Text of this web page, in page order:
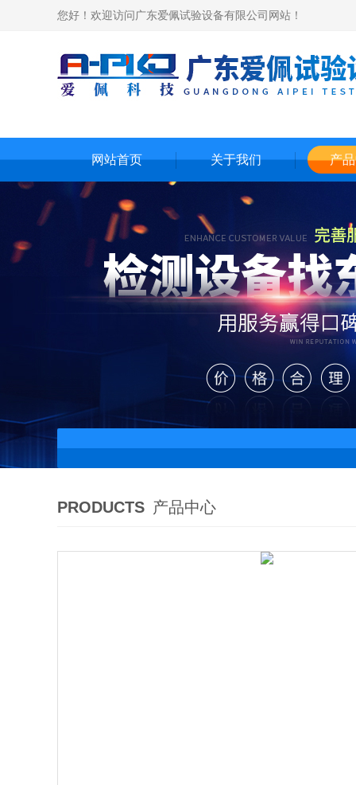
您好！欢迎访问广东爱佩试验设备有限公司网站！
网站首页 关于我们 产
PRODUCTS 产品中心